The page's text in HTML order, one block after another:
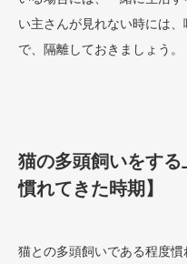
い主さんが見れない時には
で、隔離しておきましょう。
猫の多頭飼いをす
慣れてきた時期】
猫との多頭飼いである程度